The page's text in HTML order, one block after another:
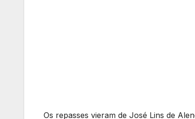
Os repasses vieram de José Lins de